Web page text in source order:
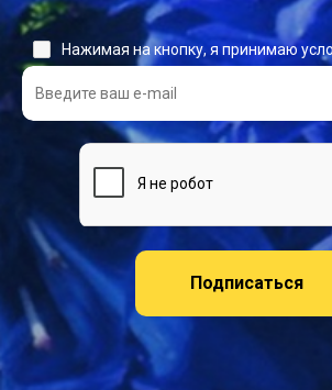
Подписаться
Нажимая на кнопку, я принимаю